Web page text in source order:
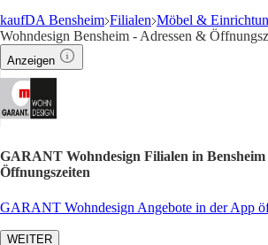
kaufDA Bensheim Filialen Möbel &
Wohndesign Bensheim - Adressen &
Anzeigen
GARANT Wohndesign Filialen in Bensheim
Öffnungszeiten
GARANT Wohndesign Angebote in der App
WEITER